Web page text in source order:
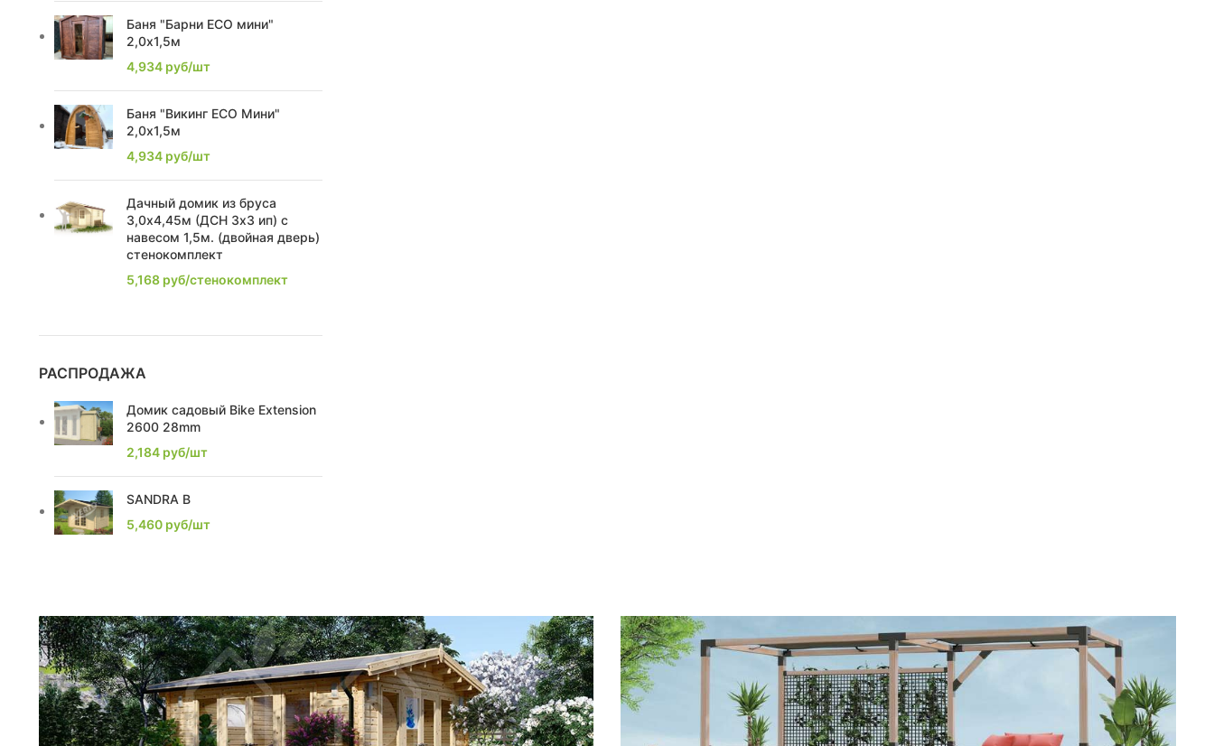
2,4
2,17 1
2,2
2,74
1
2,22
2,86
2,16 2
2.1
2.9 1
2.93 1
3,75 1
Баня "Барни ECO мини"
2,0х1,5м
4,934 руб/шт
Баня "Викинг ECO Мини"
2,0х1,5м
4,934 руб/шт
Дачный домик из бруса
3,0х4,45м (ДСН 3х3 ип) с
навесом 1,5м. (двойная дверь)
стенокомплект
5,168 руб/стенокомплект
РАСПРОДАЖА
Домик садовый Bike Extension
2600 28mm
2,184 руб/шт
SANDRA B
5,460 руб/шт